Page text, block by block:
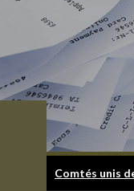
Comtés unis